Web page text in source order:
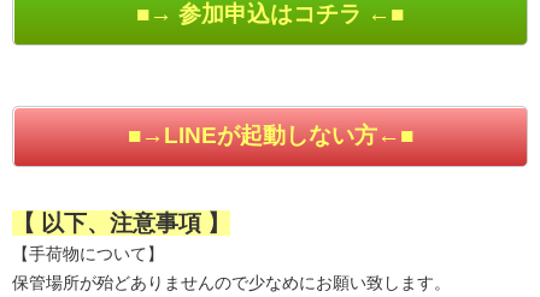
■→ 参加申込はコチラ ←■
■→LINEが起動しない方←■
【 以下、注意事項 】
【手荷物について】
保管場所が殆どありませんので少なめにお願い致します。